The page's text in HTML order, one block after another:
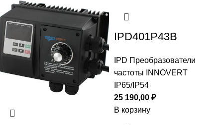
IPD401P43B
IPD Преобразователи
частоты INNOVERT
IP65/IP54
25 190,00 ₽
В корзину